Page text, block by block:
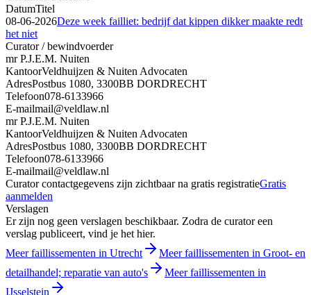
DatumTitel
08-06-2026Deze week failliet: bedrijf dat kippen dikker maakte redt
het niet
Curator / bewindvoerder
mr P.J.E.M. Nuiten
KantoorVeldhuijzen & Nuiten Advocaten
AdresPostbus 1080, 3300BB DORDRECHT
Telefoon078-6133966
E-mailmail@veldlaw.nl
mr P.J.E.M. Nuiten
KantoorVeldhuijzen & Nuiten Advocaten
AdresPostbus 1080, 3300BB DORDRECHT
Telefoon078-6133966
E-mailmail@veldlaw.nl
Curator contactgegevens zijn zichtbaar na gratis registratieGratis
aanmelden
Verslagen
Er zijn nog geen verslagen beschikbaar. Zodra de curator een
verslag publiceert, vind je het hier.
Meer faillissementen in Utrecht
Meer faillissementen in Groot- en
detailhandel; reparatie van auto's
Meer faillissementen in
IJsselstein